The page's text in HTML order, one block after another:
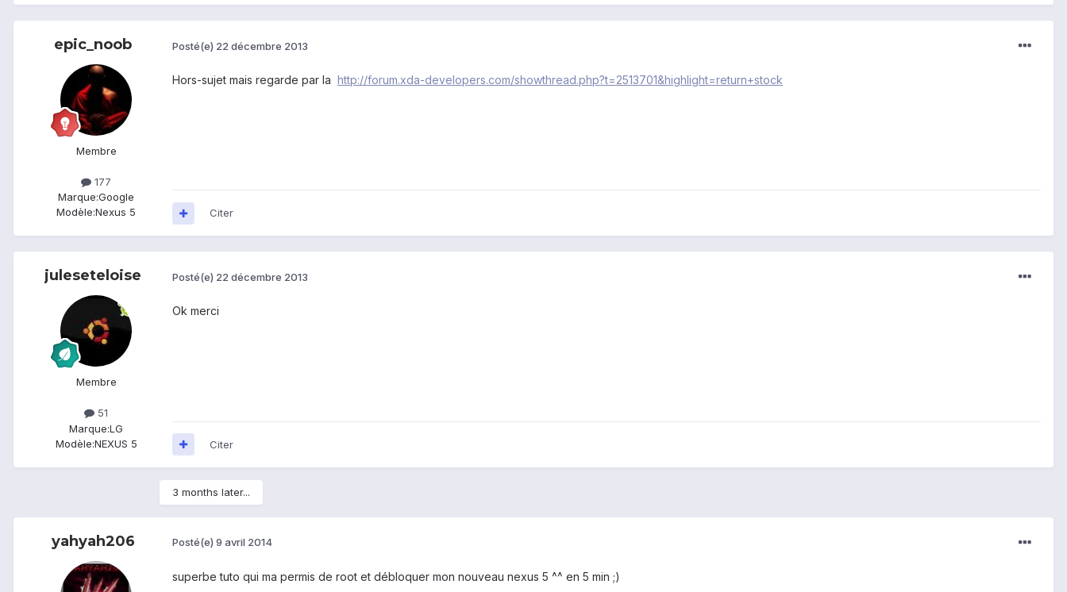
epic_noob
Membre
177
Marque:Google
Modèle:Nexus 5
Posté(e) 22 décembre 2013
Hors-sujet mais regarde par la http://forum.xda-developers.com/showthread.php?t=2513701&highlight=return+stock
Citer
juleseteloise
Membre
51
Marque:LG
Modèle:NEXUS 5
Posté(e) 22 décembre 2013
Ok merci
Citer
3 months later...
yahyah206 Posté(e) 9 avril 2014
superbe tuto qui ma permis de root et débloquer mon nouveau nexus 5 ^^ en 5 min ;)